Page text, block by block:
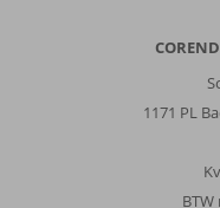
1171 PL
BTW